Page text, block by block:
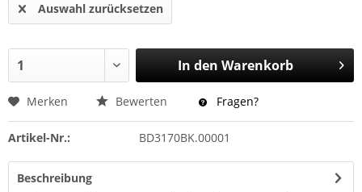
Auswahl zurücksetzen
In den Warenkorb
Merken Bewerten Fragen?
Artikel-Nr.: BD3170BK.00001
Beschreibung